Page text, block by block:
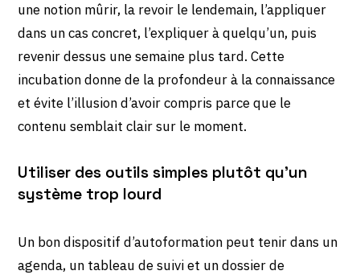
une notion mûrir, la revoir le lendemain, l’appliquer
dans un cas concret, l’expliquer à quelqu’un, puis
revenir dessus une semaine plus tard. Cette
incubation donne de la profondeur à la connaissance
et évite l’illusion d’avoir compris parce que le
contenu semblait clair sur le moment.
Utiliser des outils simples plutôt qu’un
système trop lourd
Un bon dispositif d’autoformation peut tenir dans un
agenda, un tableau de suivi et un dossier de